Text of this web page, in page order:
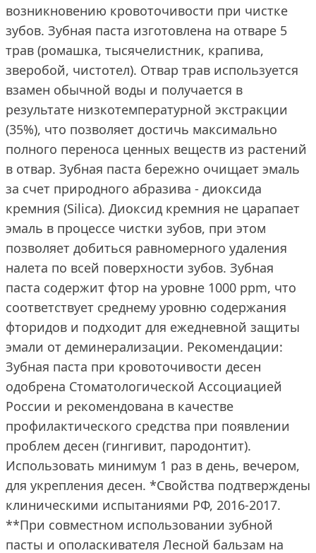
возникновению кровоточивости при чистке
зубов. Зубная паста изготовлена на отваре 5
трав (ромашка, тысячелистник, крапива,
зверобой, чистотел). Отвар трав используется
взамен обычной воды и получается в
результате низкотемпературной экстракции
(35%), что позволяет достичь максимально
полного переноса ценных веществ из растений
в отвар. Зубная паста бережно очищает эмаль
за счет природного абразива - диоксида
кремния (Silica). Диоксид кремния не царапает
эмаль в процессе чистки зубов, при этом
позволяет добиться равномерного удаления
налета по всей поверхности зубов. Зубная
паста содержит фтор на уровне 1000 ppm, что
соответствует среднему уровню содержания
фторидов и подходит для ежедневной защиты
эмали от деминерализации. Рекомендации:
Зубная паста при кровоточивости десен
одобрена Стоматологической Ассоциацией
России и рекомендована в качестве
профилактического средства при появлении
проблем десен (гингивит, пародонтит).
Использовать минимум 1 раз в день, вечером,
для укрепления десен. *Свойства подтверждены
клиническими испытаниями РФ, 2016-2017.
**При совместном использовании зубной
пасты и ополаскивателя Лесной бальзам на